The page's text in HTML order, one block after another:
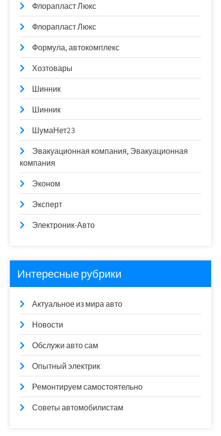
Флорапласт Люкс
Флорапласт Люкс
Формула, автокомплекс
Хозтовары
Шинник
Шинник
ШумаНет23
Эвакуационная компания, Эвакуационная
компания
Эконом
Эксперт
Электроник-Авто
Интересные рубрики
Актуальное из мира авто
Новости
Обслужи авто сам
Опытный электрик
Ремонтируем самостоятельно
Советы автомобилистам